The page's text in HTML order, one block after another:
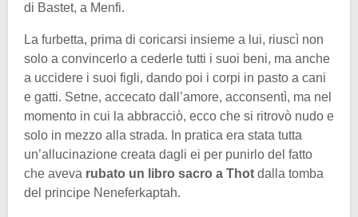
di Bastet, a Menfi.
La furbetta, prima di coricarsi insieme a lui, riuscì non
solo a convincerlo a cederle tutti i suoi beni, ma anche
a uccidere i suoi figli, dando poi i corpi in pasto a cani
e gatti. Setne, accecato dall’amore, acconsentì, ma nel
momento in cui la abbracciò, ecco che si ritrovò nudo e
solo in mezzo alla strada. In pratica era stata tutta
un’allucinazione creata dagli ei per punirlo del fatto
che aveva rubato un libro sacro a Thot dalla tomba
del principe Neneferkaptah.